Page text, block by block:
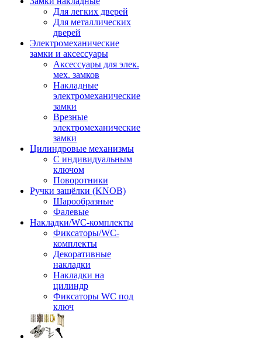
Для легких дверей
Для металлических
дверей
Электромеханические
замки и аксессуары
Аксессуары для элек.
мех. замков
Накладные
электромеханические
замки
Врезные
электромеханические
замки
Цилиндровые механизмы
С индивидуальным
ключом
Поворотники
Ручки защёлки (KNOB)
Шарообразные
Фалевые
Накладки/WC-комплекты
Фиксаторы/WC-
комплекты
Декоративные
накладки
Накладки на
цилиндр
Фиксаторы WC под
ключ